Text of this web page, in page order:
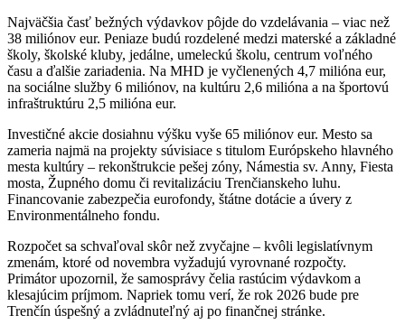
Najväčšia časť bežných výdavkov pôjde do vzdelávania – viac než
38 miliónov eur. Peniaze budú rozdelené medzi materské a základné
školy, školské kluby, jedálne, umeleckú školu, centrum voľného
času a ďalšie zariadenia. Na MHD je vyčlenených 4,7 milióna eur,
na sociálne služby 6 miliónov, na kultúru 2,6 milióna a na športovú
infraštruktúru 2,5 milióna eur.
Investičné akcie dosiahnu výšku vyše 65 miliónov eur. Mesto sa
zameria najmä na projekty súvisiace s titulom Európskeho hlavného
mesta kultúry – rekonštrukcie pešej zóny, Námestia sv. Anny, Fiesta
mosta, Župného domu či revitalizáciu Trenčianskeho luhu.
Financovanie zabezpečia eurofondy, štátne dotácie a úvery z
Environmentálneho fondu.
Rozpočet sa schvaľoval skôr než zvyčajne – kvôli legislatívnym
zmenám, ktoré od novembra vyžadujú vyrovnané rozpočty.
Primátor upozornil, že samosprávy čelia rastúcim výdavkom a
klesajúcim príjmom. Napriek tomu verí, že rok 2026 bude pre
Trenčín úspešný a zvládnuteľný aj po finančnej stránke.